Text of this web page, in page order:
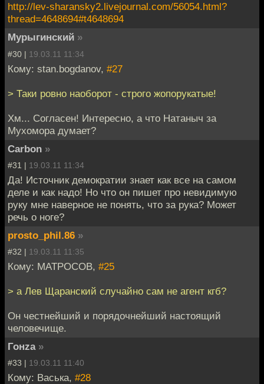
http://lev-sharansky2.livejournal.com/56054.html?
thread=4648694#t4648694
Мурыгинский »
#30 | 19.03.11 11:34
Кому: stan.bogdanov, #27
> Таки ровно наоборот - строго жопорукатые!
Хм... Согласен! Интересно, а что Натаныч за
Мухомора думает?
Сarbon »
#31 | 19.03.11 11:34
Да! Источник демократии знает как все на самом
деле и как надо! Но что он пишет про невидимую
руку мне наверное не понять, что за рука? Может
речь о ноге?
prosto_phil.86 »
#32 | 19.03.11 11:35
Кому: MATPOCOB, #25
> а Лев Щаранский случайно сам не агент кгб?
Он честнейший и порядочнейший настоящий
человечище.
Гонzа »
#33 | 19.03.11 11:40
Кому: Васька, #28